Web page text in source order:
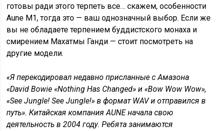
готовы ради этого терпеть все… скажем, особенности
Aune M1, тогда это — ваш однозначный выбор. Если же
вы не обладаете терпением буддистского монаха и
смирением Махатмы Ганди — стоит посмотреть на
другие модели.
«Я перекодировал недавно присланные с Амазона
«David Bowie «Nothing Has Changed» и «Bow Wow Wow»,
«See Jungle! See Jungle!» в формат WAV и отправился в
путь». Китайская компания AUNE начала свою
деятельность в 2004 году. Ребята занимаются